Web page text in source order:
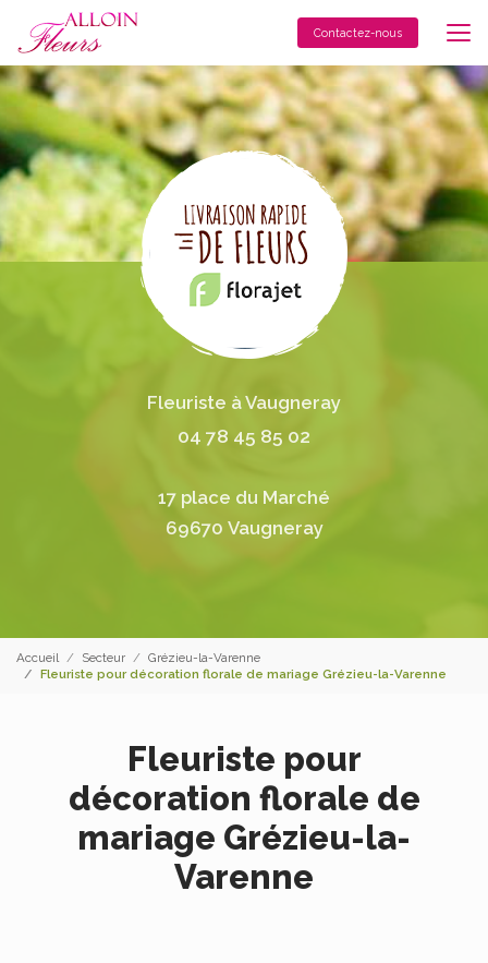
contenu
principal
Contactez-nous
Fleuriste à Vaugneray
04 78 45 85 02
17 place du Marché
69670 Vaugneray
Accueil Secteur
Grézieu-la-Varenne
Fleuriste pour décoration florale de mariage Grézieu-la-Varenne
Fleuriste pour
décoration florale de
mariage Grézieu-la-
Varenne